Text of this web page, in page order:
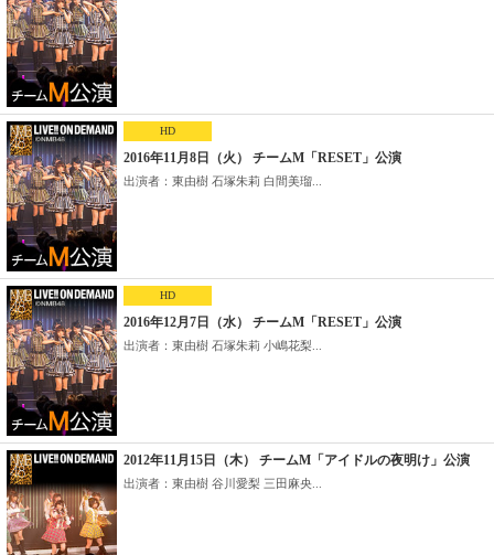
HD
2016年11月8日（火） チームM「RESET」公演
出演者：東由樹 石塚朱莉 白間美瑠...
HD
2016年12月7日（水） チームM「RESET」公演
出演者：東由樹 石塚朱莉 小嶋花梨...
2012年11月15日（木） チームM「アイドルの夜明け」公演
出演者：東由樹 谷川愛梨 三田麻央...